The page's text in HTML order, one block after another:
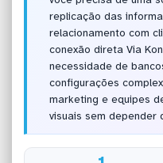
replicação das
relacionamento com
conexão direta Via
necessidade de
configurações
marketing e equipes
visuais sem depender